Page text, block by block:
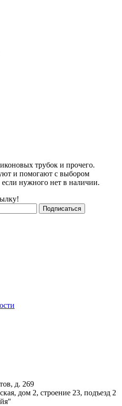
трубок и прочего.
и помогают с выбором
если нужного нет в наличии.
д. 269
дом 2, строение 23, подъезд 2